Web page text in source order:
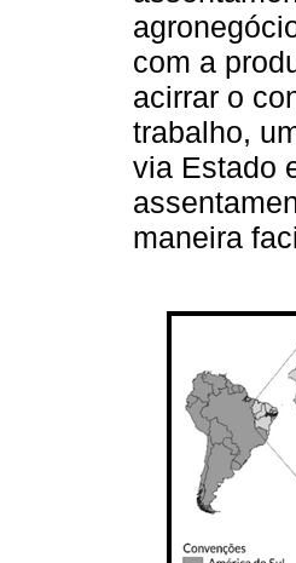
com a
acirrar o
trabalho,
via Estado
maneira